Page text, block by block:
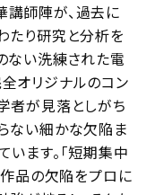
師陣が、過去に
たり研究と分析を
ない洗練された電
オリジナルのコン
者が見落としがち
ない細かな欠陥ま
ます。「短期集中
作品の欠陥をプロに